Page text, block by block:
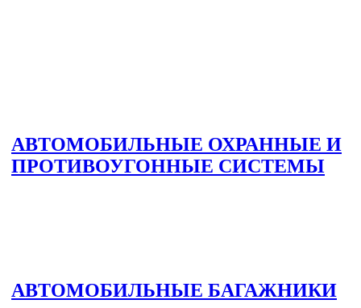
АВТОМОБИЛЬНЫЕ ОХРАННЫЕ И
ПРОТИВОУГОННЫЕ СИСТЕМЫ
АВТОМОБИЛЬНЫЕ БАГАЖНИКИ